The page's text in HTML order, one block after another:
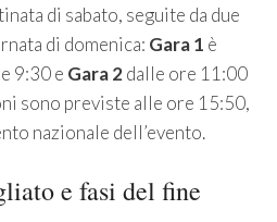
di sabato, seguite da due
di domenica: Gara 1 è
9:30 e Gara 2dalle ore 11:00
sono previste alle ore 15:50,
nazionale dell’evento.
e fasi del fine